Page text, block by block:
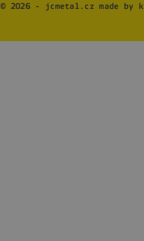
© 2026 - jcmetal.cz made by